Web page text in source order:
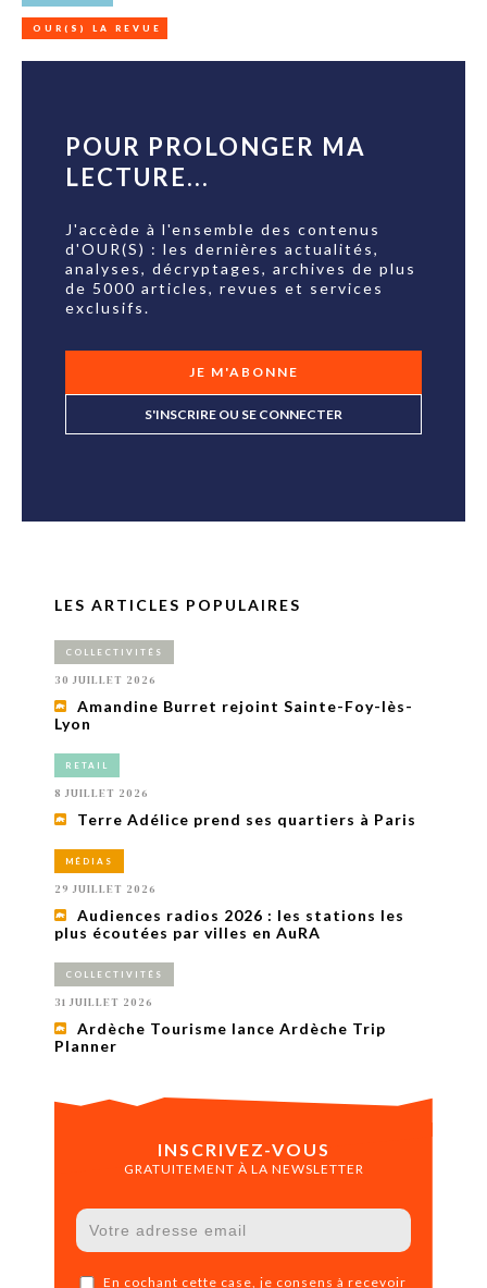
OUR(S) LA REVUE
POUR PROLONGER MA
LECTURE...
J'accède à l'ensemble des contenus
d'OUR(S) : les dernières actualités,
analyses, décryptages, archives de plus
de 5000 articles, revues et services
exclusifs.
JE M'ABONNE
S'INSCRIRE OU SE CONNECTER
LES ARTICLES POPULAIRES
COLLECTIVITÉS
30 JUILLET 2026
Amandine Burret rejoint Sainte-Foy-lès-
Lyon
RETAIL
8 JUILLET 2026
Terre Adélice prend ses quartiers à Paris
MÉDIAS
29 JUILLET 2026
Audiences radios 2026 : les stations les
plus écoutées par villes en AuRA
COLLECTIVITÉS
31 JUILLET 2026
Ardèche Tourisme lance Ardèche Trip
Planner
INSCRIVEZ-VOUS
GRATUITEMENT À LA NEWSLETTER
En cochant cette case, je consens à recevoir